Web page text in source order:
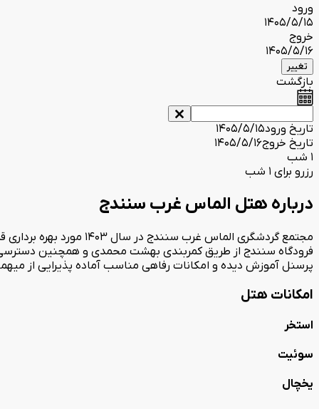
ورود
1405/5/15
خروج
1405/5/16
تغییر
بازگشت
تاریخ ورود1405/5/15
تاریخ خروج1405/5/16
1 شب
رزرو برای 1 شب
درباره هتل الماس غرب سنندج
مجتمع گردشگری الماس
فرودگاه سنندج از طریق کمربندی بهشت محمدی و همچنین دسترسی
پرسنل آموزش دیده و امکانات رفاهی مناسب آماده پذیرایی از
امکانات هتل
استخر
سوئیت
یخچال